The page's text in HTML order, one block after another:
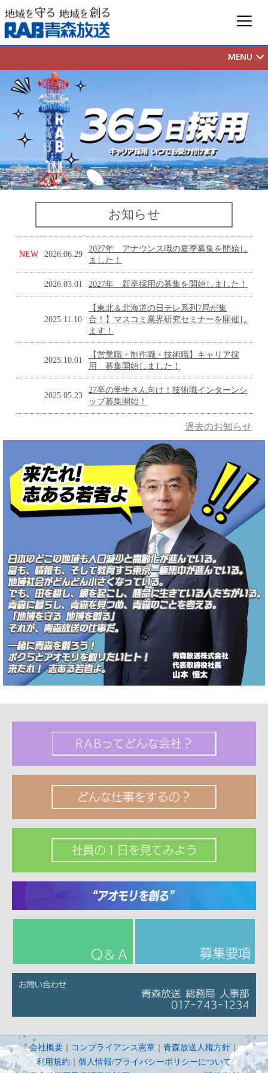
お知らせ
NEW 2026.06.29
2027年 アナウンス職の夏季募集を開始し
ました！
2026.03.01 2027年 新卒採用の募集を開始しました！
2025.11.10
【東北＆北海道の日テレ系列7局が集
合！】マスコミ業界研究セミナーを開催し
ます！
2025.10.01
【営業職・制作職・技術職】キャリア採
用 募集開始しました！
2025.05.23
27卒の学生さん向け！技術職インターンシ
ップ募集開始！
過去のお知らせ
会社概要 コンプライアンス憲章 青森放送人権方針｜
利用規約
個人情報/プライバシーポリシーについて